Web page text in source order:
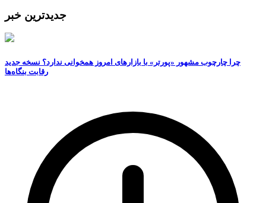
جدیدترین خبر
چرا چارچوب مشهور «پورتر» با بازارهای امروز همخوانی ندارد؟ نسخه جدید
رقابت‌ بنگاه‌ها